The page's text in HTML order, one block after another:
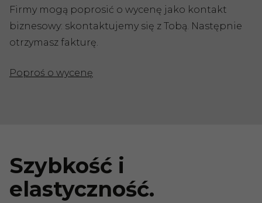
Firmy mogą poprosić o wycenę jako kontakt
biznesowy: skontaktujemy się z Tobą. Następnie
otrzymasz fakturę.
Poproś o wycenę
Szybkość i
elastyczność.